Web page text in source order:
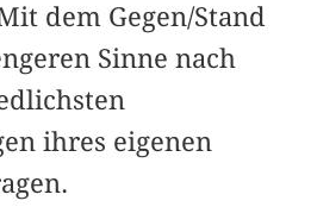
dem Gegen/Stand
Sinne nach
ihres eigenen